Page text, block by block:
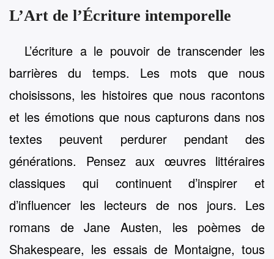
L’Art de l’Écriture intemporelle
L’écriture a le pouvoir de transcender les
barrières du temps. Les mots que nous
choisissons, les histoires que nous racontons
et les émotions que nous capturons dans nos
textes peuvent perdurer pendant des
générations. Pensez aux œuvres littéraires
classiques qui continuent d’inspirer et
d’influencer les lecteurs de nos jours. Les
romans de Jane Austen, les poèmes de
Shakespeare, les essais de Montaigne, tous